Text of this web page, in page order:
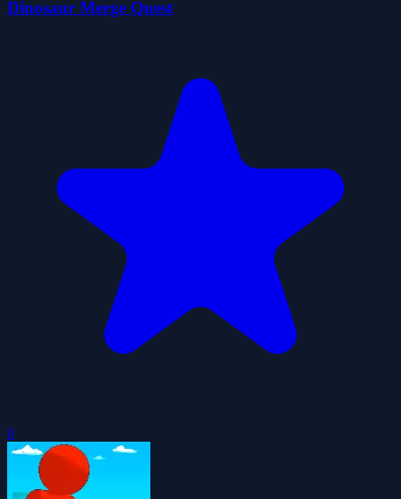
Dinosaur Merge Quest
0